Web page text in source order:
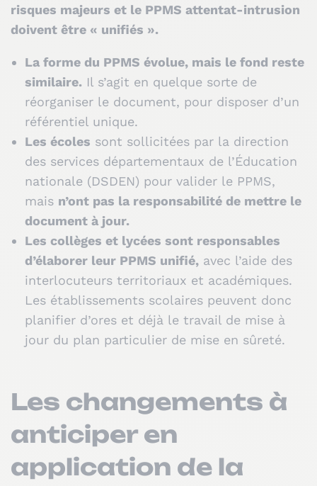
risques majeurs et le PPMS attentat-intrusion
doivent être « unifiés ».
La forme du PPMS évolue, mais le fond reste
similaire. Il s’agit en quelque sorte de
réorganiser le document, pour disposer d’un
référentiel unique.
Les écoles sont sollicitées par la direction
des services départementaux de l’Éducation
nationale (DSDEN) pour valider le PPMS,
mais n’ont pas la responsabilité de mettre le
document à jour.
Les collèges et lycées sont responsables
d’élaborer leur PPMS unifié, avec l’aide des
interlocuteurs territoriaux et académiques.
Les établissements scolaires peuvent donc
planifier d’ores et déjà le travail de mise à
jour du plan particulier de mise en sûreté.
Les changements à
anticiper en
application de la